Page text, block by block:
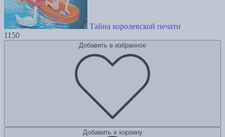
Тайна королевской печати
1150
Добавить в избранное
Добавить в корзину